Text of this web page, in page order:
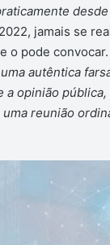
jamais se
o pode convocar.
autêntica
a opinião
reunião